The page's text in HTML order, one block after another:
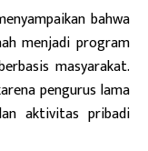
bahwa
menjadi program
masyarakat.
pengurus lama
aktivitas pribadi